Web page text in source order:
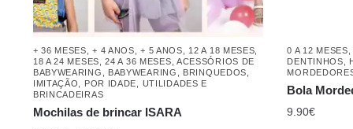
+ 36 MESES ,+ 4 ANOS ,+ 5 ANOS 12 A 18 MESES
18 A 24 MESES ,24 A 36 MESES ACESSÓRIOS DE
BABYWEARING
BABYWEARING BRINQUEDOS
IMITAÇÃO
POR IDADE
UTILIDADES E
BRINCADEIRAS
Mochilas de brincar ISARA
0 A 12 MESES
DENTINHOS
Bola
9.90€